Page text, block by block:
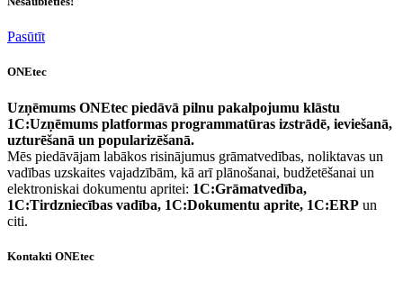
Pasūtīt
ONEtec
Uzņēmums ONEtec piedāvā pilnu pakalpojumu klāstu
1C:Uzņēmums platformas programmatūras izstrādē, ieviešanā,
uzturēšanā un popularizēšanā.
Mēs piedāvājam labākos risinājumus grāmatvedības, noliktavas un
vadības uzskaites vajadzībām, kā arī plānošanai, budžetēšanai un
elektroniskai dokumentu apritei: 1C:Grāmatvedība,
1C:Tirdzniecības vadība, 1C:Dokumentu aprite, 1C:ERP un
citi.
Kontakti ONEtec